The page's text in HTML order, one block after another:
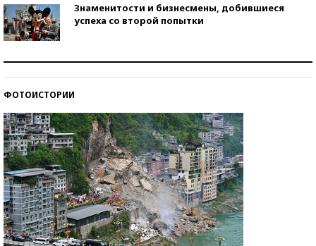
Знаменитости и бизнесмены, добившиеся
успеха со второй попытки
ФОТОИСТОРИИ